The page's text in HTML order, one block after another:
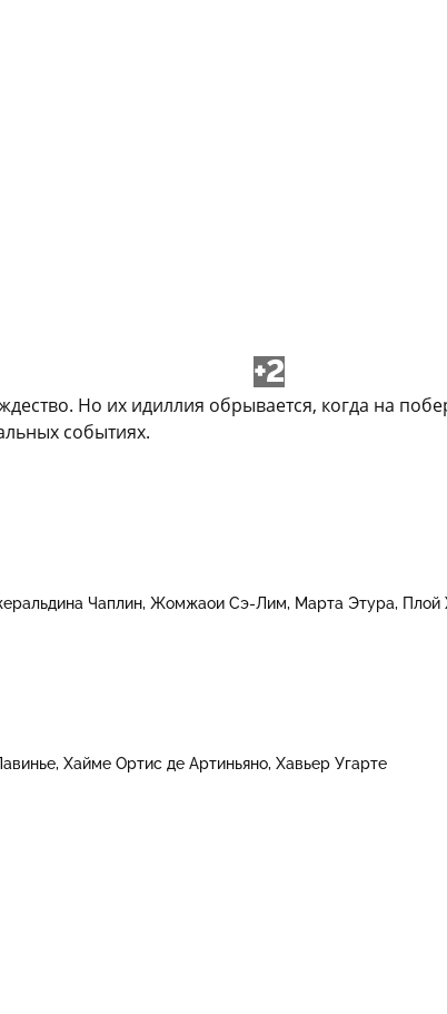
+2
Но их идиллия обрывается, когда на
событиях.
Чаплин Жомжаои Сэ-Лим Марта Этура Плой
Хайме Ортис де Артиньяно Хавьер Угарте